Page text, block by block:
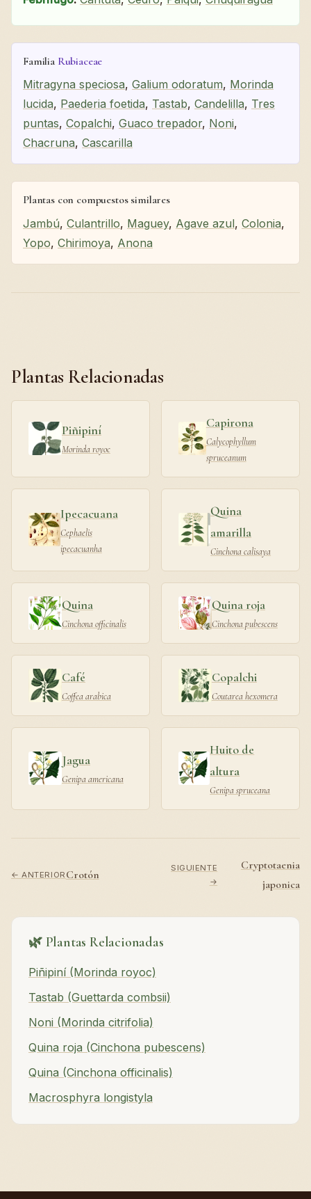
Familia Rubiaceae
Mitragyna speciosa, Galium odoratum, Morinda
lucida, Paederia foetida, Tastab, Candelilla, Tres
puntas, Copalchi, Guaco trepador, Noni,
Chacruna, Cascarilla
Plantas con compuestos similares
Jambú, Culantrillo, Maguey, Agave azul, Colonia,
Yopo, Chirimoya, Anona
Plantas Relacionadas
Piñipiní
Morinda royoc
Capirona
Calycophyllum
spruceanum
Ipecacuana
Cephaelis
ipecacuanha
Quina
amarilla
Cinchona calisaya
Quina
Cinchona officinalis
Quina roja
Cinchona pubescens
Café
Coffea arabica
Copalchi
Coutarea hexomera
Jagua
Genipa americana
Huito de
altura
Genipa spruceana
← ANTERIOR Crotón
SIGUIENTE
→
Cryptotaenia
japonica
🌿 Plantas Relacionadas
Piñipiní (Morinda royoc)
Tastab (Guettarda combsii)
Noni (Morinda citrifolia)
Quina roja (Cinchona pubescens)
Quina (Cinchona officinalis)
Macrosphyra longistyla